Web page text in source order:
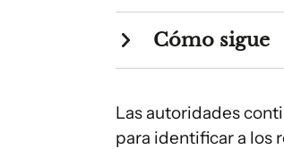
Cómo sigue
Las autoridades
para identificar a los